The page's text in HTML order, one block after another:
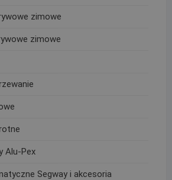
zimowe
zimowe
Alu-Pex
Segway i akcesoria